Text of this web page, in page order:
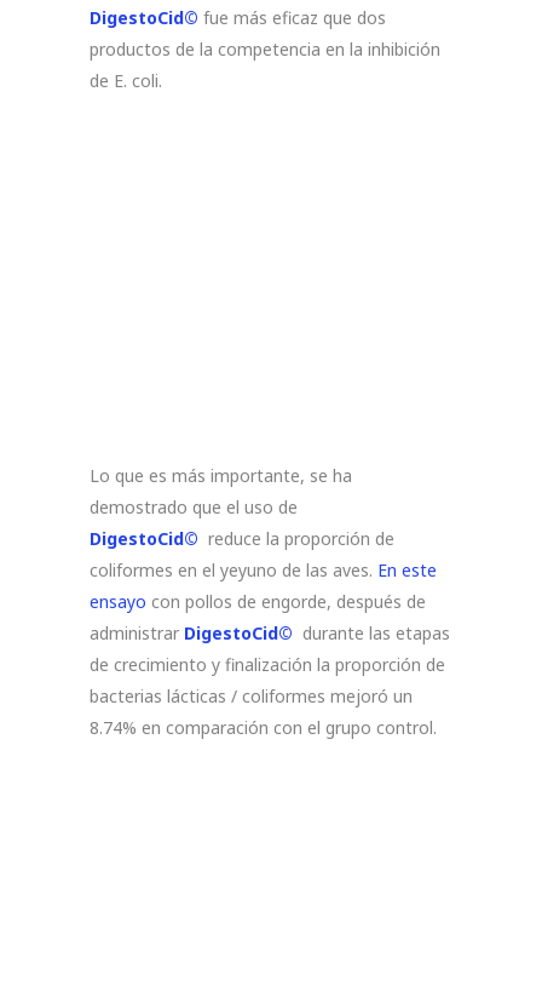
DigestoCid© fue más eficaz que dos
productos de la competencia en la inhibición
de E. coli.
Lo que es más importante, se ha
demostrado que el uso de
DigestoCid© reduce la proporción de
coliformes en el yeyuno de las aves. En este
ensayo con pollos de engorde, después de
administrar DigestoCid© durante las etapas
de crecimiento y finalización la proporción de
bacterias lácticas / coliformes mejoró un
8.74% en comparación con el grupo control.